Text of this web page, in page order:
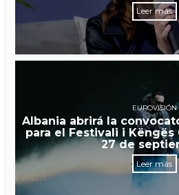
Leer más
EUROVISIÓN
Albania abrirá la
para el Festivali i Këngës
27 de
Leer más